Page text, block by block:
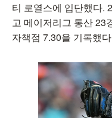
티 로열스에 입단했다.
고 메이저리그 통산 23
자책점 7.30을 기록했